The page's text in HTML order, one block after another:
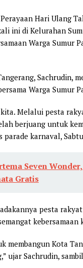
Perayaan Hari Ulang
ini di Kelurahan
Warga Sumur
Sachrudin,
Warga Sumur
Melalui pesta
berjuang untuk
parade karnaval,
Seven
Gratis‎
pesta
kebersamaan
membangun Kota
ujar Sachrudin,